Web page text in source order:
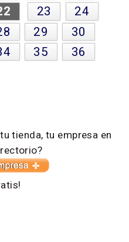
23
24
29
30
35
36
tienda, tu empresa en